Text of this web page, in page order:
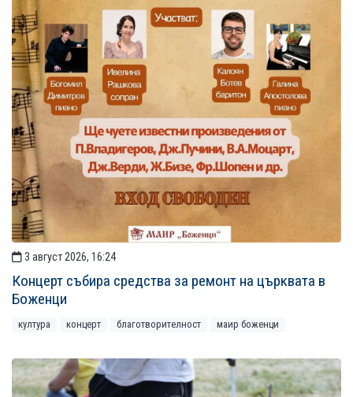
3 август 2026, 16:24
Концерт събира средства за ремонт на църквата в
Боженци
култура концерт благотворителност маир боженци